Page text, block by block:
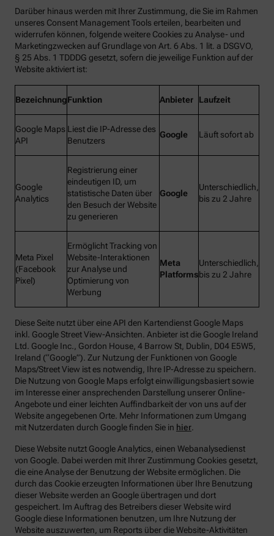
Darüber hinaus werden mit Ihrer Zustimmung, die Sie im Rahmen
unseres Consent Management Tools erteilen, bearbeiten und
widerrufen können, folgende weitere Cookies zu Analyse- und
Marketingzwecken auf Grundlage von Art. 6 Abs. 1 lit. a DSGVO,
§ 25 Abs. 1 TDDDG gesetzt, sofern die jeweilige Funktion auf der
Website aktiviert ist:
BezeichnungFunktion Anbieter Laufzeit
Google Maps
API
Liest die IP-Adresse des
Benutzers
Google Läuft sofort ab
Google
Analytics
Registrierung einer
eindeutigen ID, um
statistische Daten über
den Besuch der Website
zu generieren
Google
Unterschiedlich,
bis zu 2 Jahre
Meta Pixel
(Facebook
Pixel)
Ermöglicht Tracking von
Website-Interaktionen
zur Analyse und
Optimierung von
Werbung
Meta
Platforms
Unterschiedlich,
bis zu 2 Jahre
Diese Seite nutzt über eine API den Kartendienst Google Maps
inkl. Google Street View-Ansichten. Anbieter ist die Google Ireland
Ltd. Google Inc., Gordon House, 4 Barrow St, Dublin, D04 E5W5,
Ireland (“Google”). Zur Nutzung der Funktionen von Google
Maps/Street View ist es notwendig, Ihre IP-Adresse zu speichern.
Die Nutzung von Google Maps erfolgt einwilligungsbasiert sowie
im Interesse einer ansprechenden Darstellung unserer Online-
Angebote und einer leichten Auffindbarkeit der von uns auf der
Website angegebenen Orte. Mehr Informationen zum Umgang
mit Nutzerdaten durch Google finden Sie in hier.
Diese Website nutzt Google Analytics, einen Webanalysedienst
von Google. Dabei werden mit Ihrer Zustimmung Cookies gesetzt,
die eine Analyse der Benutzung der Website ermöglichen. Die
durch das Cookie erzeugten Informationen über Ihre Benutzung
dieser Website werden an Google übertragen und dort
gespeichert. Im Auftrag des Betreibers dieser Website wird
Google diese Informationen benutzen, um Ihre Nutzung der
Website auszuwerten, um Reports über die Website-Aktivitäten